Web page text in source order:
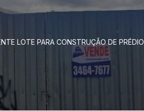
LOTE PARA CONSTRUÇÃO DE PRÉDIO